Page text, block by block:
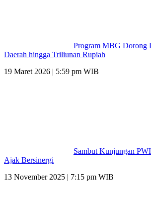
Program MBG Dorong
Daerah hingga Triliunan Rupiah
19 Maret 2026 | 5:59 pm WIB
Sambut Kunjungan
Ajak Bersinergi
13 November 2025 | 7:15 pm WIB